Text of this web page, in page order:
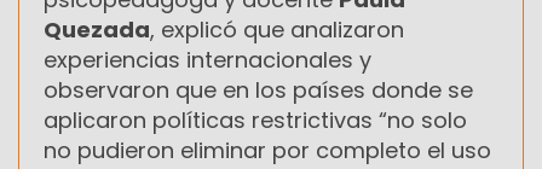
Quezada, explicó que analizaron
experiencias internacionales y
observaron que en los países donde se
aplicaron políticas restrictivas “no solo
no pudieron eliminar por completo el uso